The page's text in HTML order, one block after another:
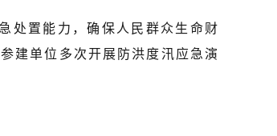
处置能力，确保人民群众生命财
建单位多次开展防洪度汛应急演